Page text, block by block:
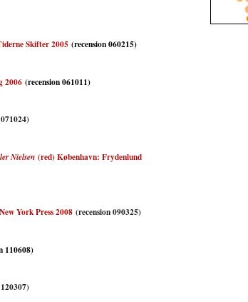
Skifter 2005 (recension 060215)
2006 (recension 061011)
Nielsen (red) København: Frydenlund
York Press 2008 (recension 090325)
110608)